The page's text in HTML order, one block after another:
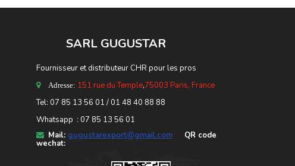
SARL GUGUSTAR
Fournisseur et distributeur CHR pour les pros
Adresse: 151 rue du Temple,75003 Paris, France
Tel: 07 85 13 56 01 / 01 48 40 88 88
Whatsapp : 07 85 13 56 01
Mail: gugustarexport@gmail.comQR code
wechat: